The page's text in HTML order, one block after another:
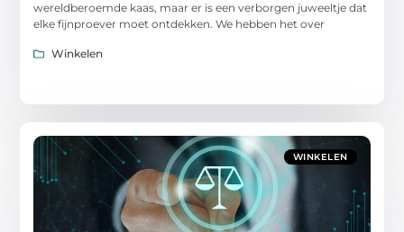
wereldberoemde kaas, maar er is een verborgen juweeltje dat
elke fijnproever moet ontdekken. We hebben het over
Winkelen
WINKELEN